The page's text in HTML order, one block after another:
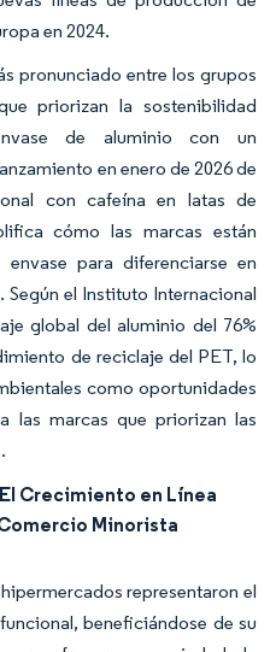
en 2024.
pronunciado entre los grupos
priorizan la sostenibilidad
de aluminio con un
en enero de 2026 de
con cafeína en latas de
cómo las marcas están
para diferenciarse en
el Instituto Internacional
global del aluminio del 76%
de reciclaje del PET, lo
como oportunidades
las marcas que priorizan las
.
El Crecimiento en Línea
Minorista
representaron el
beneficiándose de su